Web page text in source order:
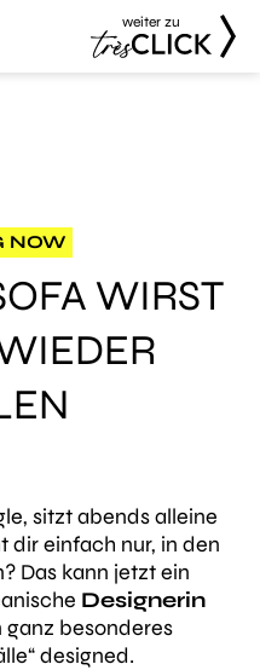
weiter zu
NOW
WIRST
sitzt abends alleine
dir einfach nur, in den
Das kann jetzt ein
Designerin
ganz besonderes
designed.